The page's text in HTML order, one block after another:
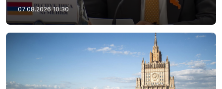
07.08.2026 10:30